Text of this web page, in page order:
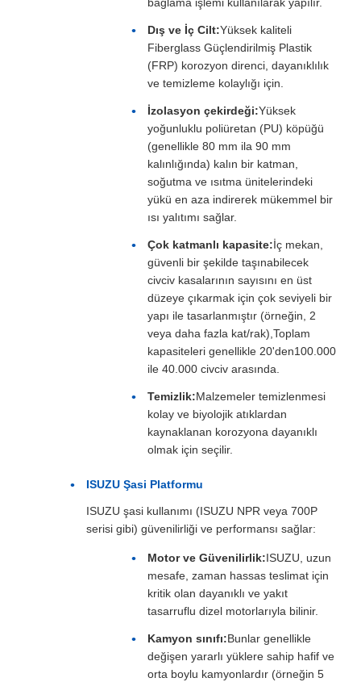
bağlama işlemi kullanılarak yapılır.
Dış ve İç Cilt:Yüksek kaliteli
Fiberglass Güçlendirilmiş Plastik
(FRP) korozyon direnci, dayanıklılık
ve temizleme kolaylığı için.
İzolasyon çekirdeği:Yüksek
yoğunluklu poliüretan (PU) köpüğü
(genellikle 80 mm ila 90 mm
kalınlığında) kalın bir katman,
soğutma ve ısıtma ünitelerindeki
yükü en aza indirerek mükemmel bir
ısı yalıtımı sağlar.
Çok katmanlı kapasite:İç mekan,
güvenli bir şekilde taşınabilecek
civciv kasalarının sayısını en üst
düzeye çıkarmak için çok seviyeli bir
yapı ile tasarlanmıştır (örneğin, 2
veya daha fazla kat/rak),Toplam
kapasiteleri genellikle 20'den100.000
ile 40.000 civciv arasında.
Temizlik:Malzemeler temizlenmesi
kolay ve biyolojik atıklardan
kaynaklanan korozyona dayanıklı
olmak için seçilir.
ISUZU Şasi Platformu
ISUZU şasi kullanımı (ISUZU NPR veya 700P
serisi gibi) güvenilirliği ve performansı sağlar:
Motor ve Güvenilirlik:ISUZU, uzun
mesafe, zaman hassas teslimat için
kritik olan dayanıklı ve yakıt
tasarruflu dizel motorlarıyla bilinir.
Kamyon sınıfı:Bunlar genellikle
değişen yararlı yüklere sahip hafif ve
orta boylu kamyonlardır (örneğin 5